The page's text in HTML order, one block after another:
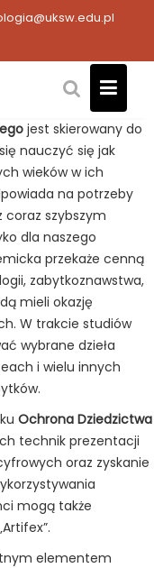
jest skierowany do
nauczyć się jak
wieków w ich
na potrzeby
coraz szybszym
dla naszego
przekaże cenną
zabytkoznawstwa,
mieli okazję
W trakcie studiów
wybrane dzieła
i wielu innych
Ochrona Dziedzictwa
technik prezentacji
oraz zyskanie
mogą także
elementem